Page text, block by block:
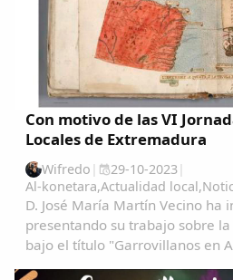
Con motivo de las VI
Locales de Extremadura
Wifredo | 29-10-2023|
Al-konetara,Actualidad local,
D. José María Martín Vecino ha
presentando su trabajo sobre
bajo el título "Garrovillanos en
aproximación cartográfica" Garrovillanos-en-